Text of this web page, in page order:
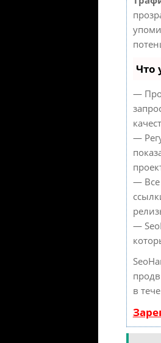
Что
—
—
— Все
—
в